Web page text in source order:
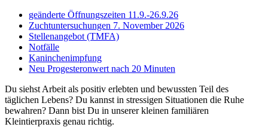
geänderte Öffnungszeiten 11.9.-26.9.26
Zuchtuntersuchungen 7. November 2026
Stellenangebot (TMFA)
Notfälle
Kaninchenimpfung
Neu Progesteronwert nach 20 Minuten
Du siehst Arbeit als positiv erlebten und bewussten Teil des
täglichen Lebens? Du kannst in stressigen Situationen die Ruhe
bewahren? Dann bist Du in unserer kleinen familiären
Kleintierpraxis genau richtig.